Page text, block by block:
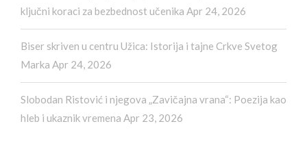
ključni koraci za bezbednost učenika Apr 24, 2026
Biser skriven u centru Užica: Istorija i tajne Crkve Svetog
Marka Apr 24, 2026
Slobodan Ristović i njegova „Zavičajna vrana“: Poezija kao
hleb i ukaznik vremena Apr 23, 2026